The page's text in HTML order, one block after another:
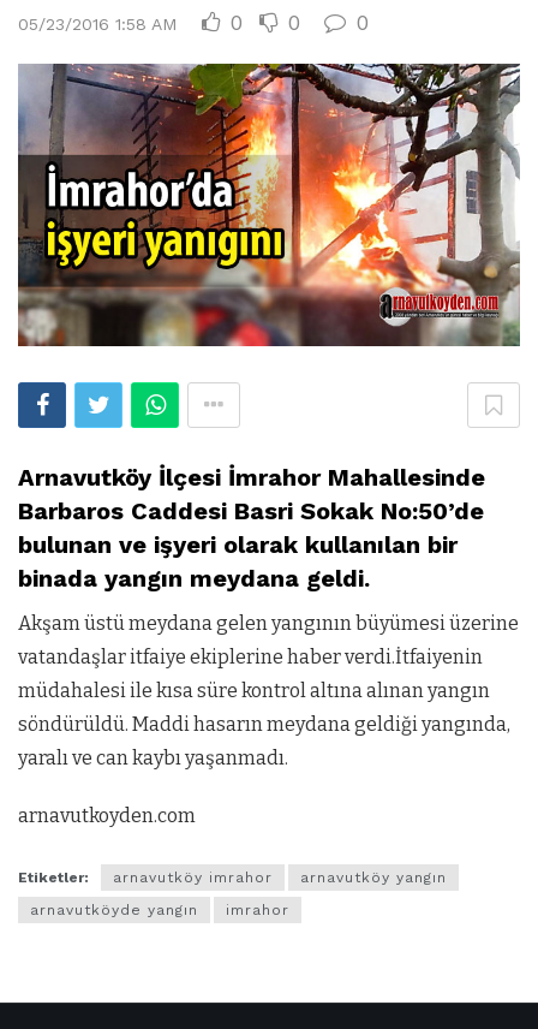
05/23/2016 1:58 AM 0 0 0
Arnavutköy İlçesi İmrahor Mahallesinde
Barbaros Caddesi Basri Sokak No:50’de
bulunan ve işyeri olarak kullanılan bir
binada yangın meydana geldi.
Akşam üstü meydana gelen yangının büyümesi üzerine
vatandaşlar itfaiye ekiplerine haber verdi.İtfaiyenin
müdahalesi ile kısa süre kontrol altına alınan yangın
söndürüldü. Maddi hasarın meydana geldiği yangında,
yaralı ve can kaybı yaşanmadı.
arnavutkoyden.com
Etiketler: arnavutköy imrahor
arnavutköy yangın
arnavutköyde yangın
imrahor